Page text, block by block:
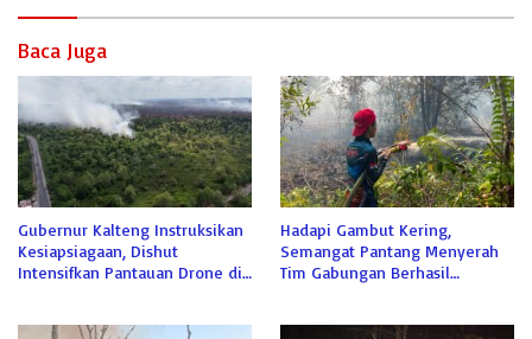
Baca Juga
Gubernur Kalteng Instruksikan
Kesiapsiagaan, Dishut
Intensifkan Pantauan Drone di
Hadapi Gambut Kering,
Semangat Pantang Menyerah
Tim Gabungan Berhasil